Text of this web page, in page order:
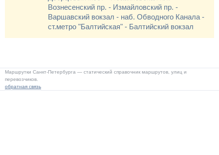
Вознесенский пр. - Измайловский пр. -
Варшавский вокзал - наб. Обводного Канала -
ст.метро "Балтийская" - Балтийский вокзал
Маршрутки Санкт-Петербурга — статический справочник маршрутов, улиц и
перевозчиков.
обратная связь